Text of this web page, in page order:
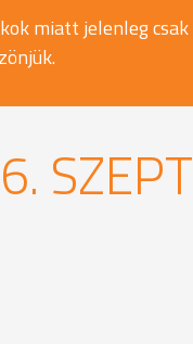
miatt jelenleg csak